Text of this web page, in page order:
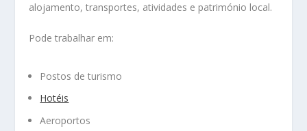
alojamento, transportes, atividades e património local.
Pode trabalhar em:
Postos de turismo
Hotéis
Aeroportos